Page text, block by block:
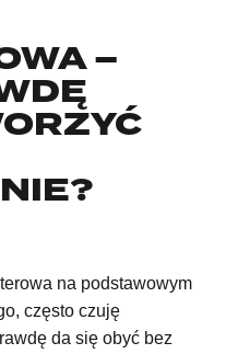
–
na podstawowym
często czuję
da się obyć bez